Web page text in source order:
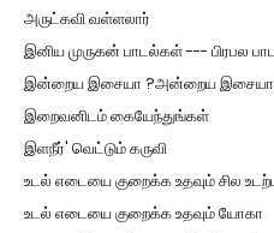
அருட்கவி வள்ளலார்
இனிய முருகன் பாடல்கள் --- பிரபல
இன்றைய இசையா ?அன்றைய இசையா?
இறைவனிடம் கையேந்துங்கள்
இளநீர்' வெட்டும் கருவி
உடல் எடையை குறைக்க உதவும் சில
உடல் எடையை குறைக்க உதவும் யோகா